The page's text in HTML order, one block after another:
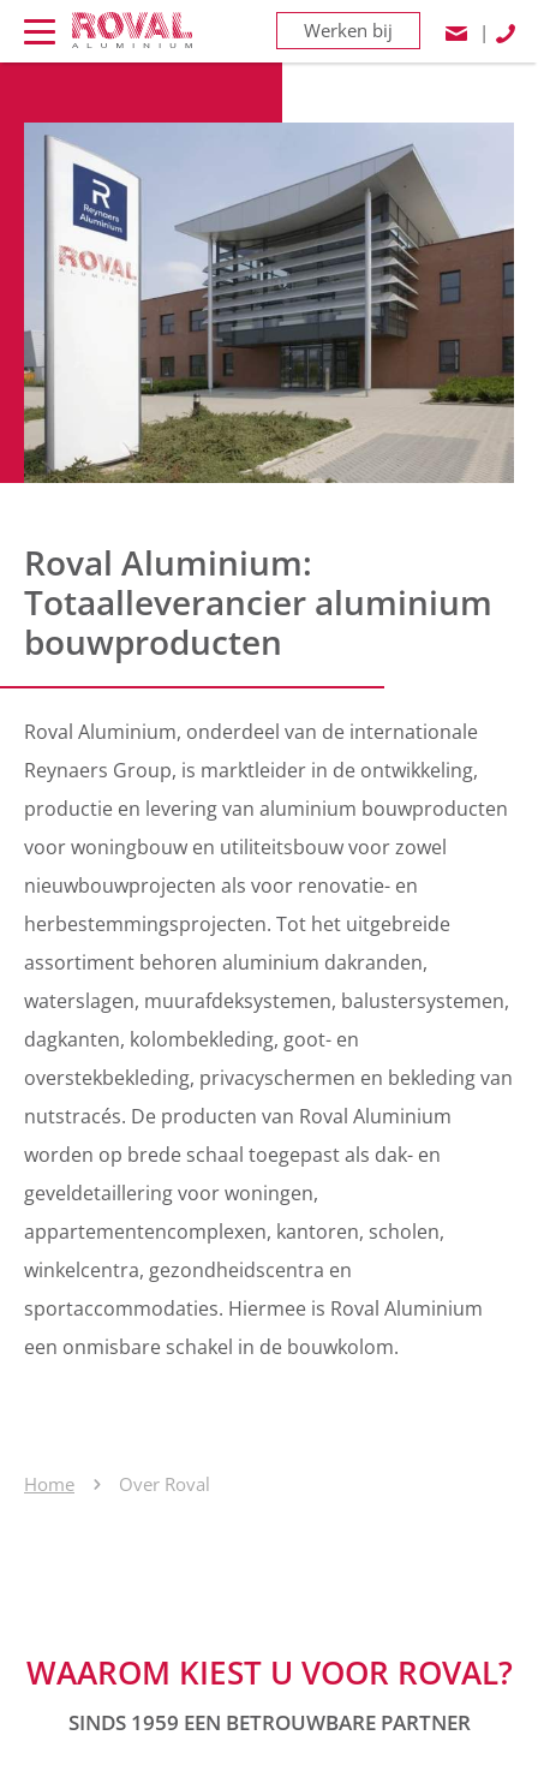
Werken bij |
Roval Aluminium:
Totaalleverancier aluminium
bouwproducten
Roval Aluminium, onderdeel van de internationale
Reynaers Group, is marktleider in de ontwikkeling,
productie en levering van aluminium bouwproducten
voor woningbouw en utiliteitsbouw voor zowel
nieuwbouwprojecten als voor renovatie- en
herbestemmingsprojecten. Tot het uitgebreide
assortiment behoren aluminium dakranden,
waterslagen, muurafdeksystemen, balustersystemen,
dagkanten, kolombekleding, goot- en
overstekbekleding, privacyschermen en bekleding van
nutstracés. De producten van Roval Aluminium
worden op brede schaal toegepast als dak- en
geveldetaillering voor woningen,
appartementencomplexen, kantoren, scholen,
winkelcentra, gezondheidscentra en
sportaccommodaties. Hiermee is Roval Aluminium
een onmisbare schakel in de bouwkolom.
Home Over Roval
WAAROM KIEST U VOOR ROVAL?
SINDS 1959 EEN BETROUWBARE PARTNER